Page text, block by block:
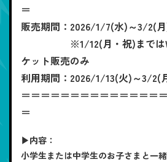
＝
販売期間：2026/1/7(水)～3/2(
※1/12(月・祝)までは
ケット販売のみ
利用期間：2026/1/13(火)～3/2(
＝＝＝＝＝＝＝＝＝＝＝＝＝＝
＝
▶内容：
小学生または中学生のお子さまと一